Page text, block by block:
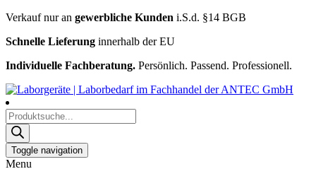
Verkauf nur an gewerbliche Kunden i.S.d. §14 BGB
Schnelle Lieferung innerhalb der EU
Individuelle Fachberatung. Persönlich. Passend. Professionell.
Products
search
Toggle navigation
Menu